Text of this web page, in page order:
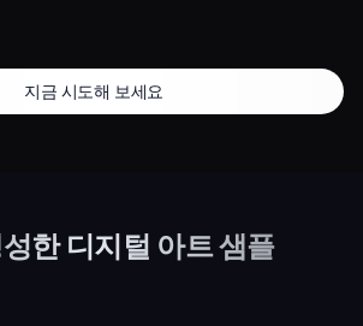
지금 시도해 보세요
한 디지털 아트 샘플